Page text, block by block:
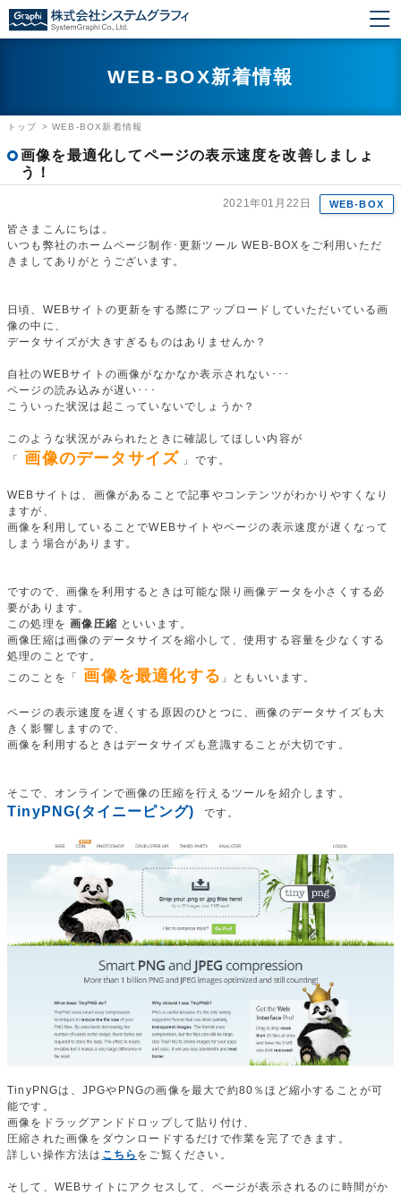
WEB-BOX新着情報
トップ >WEB-BOX新着情報
画像を最適化してページの表示速度を改善しましょ
う！
2021年01月22日 WEB-BOX
皆さまこんにちは。
いつも弊社のホームページ制作･更新ツール WEB-BOXをご利用いただ
きましてありがとうございます。
日頃、WEBサイトの更新をする際にアップロードしていただいている画
像の中に、
データサイズが大きすぎるものはありませんか？
自社のWEBサイトの画像がなかなか表示されない･･･
ページの読み込みが遅い･･･
こういった状況は起こっていないでしょうか？
このような状況がみられたときに確認してほしい内容が
「
画像のデータサイズ 」です。
WEBサイトは、画像があることで記事やコンテンツがわかりやすくなり
ますが、
画像を利用していることでWEBサイトやページの表示速度が遅くなって
しまう場合があります。
ですので、画像を利用するときは可能な限り画像データを小さくする必
要があります。
この処理を画像圧縮 といいます。
画像圧縮は画像のデータサイズを縮小して、使用する容量を少なくする
処理のことです。
このことを「
画像を最適化する 」ともいいます。
ページの表示速度を遅くする原因のひとつに、画像のデータサイズも大
きく影響しますので、
画像を利用するときはデータサイズも意識することが大切です。
そこで、オンラインで画像の圧縮を行えるツールを紹介します。
TinyPNG(タイニーピング) です。
TinyPNGは、JPGやPNGの画像を最大で約80％ほど縮小することが可
能です。
画像をドラッグアンドドロップして貼り付け、
圧縮された画像をダウンロードするだけで作業を完了できます。
詳しい操作方法は こちら をご覧ください。
そして、WEBサイトにアクセスして、ページが表示されるのに時間がか